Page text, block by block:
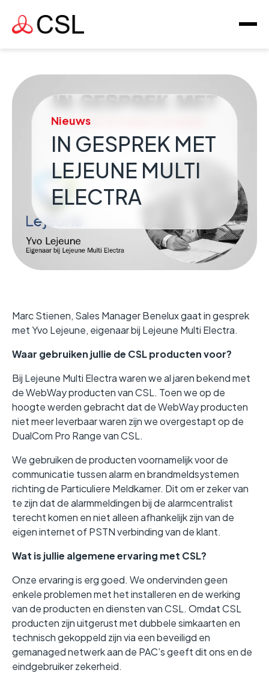
Nieuws
IN GESPREK MET
LEJEUNE MULTI
ELECTRA
Marc Stienen, Sales Manager Benelux gaat in gesprek
met Yvo Lejeune, eigenaar bij Lejeune Multi Electra.
Waar gebruiken jullie de CSL producten voor?
Bij Lejeune Multi Electra waren we al jaren bekend met
de WebWay producten van CSL. Toen we op de
hoogte werden gebracht dat de WebWay producten
niet meer leverbaar waren zijn we overgestapt op de
DualCom Pro Range van CSL.
We gebruiken de producten voornamelijk voor de
communicatie tussen alarm en brandmeldsystemen
richting de Particuliere Meldkamer. Dit om er zeker van
te zijn dat de alarmmeldingen bij de alarmcentralist
terecht komen en niet alleen afhankelijk zijn van de
eigen internet of PSTN verbinding van de klant.
Wat is jullie algemene ervaring met CSL?
Onze ervaring is erg goed. We ondervinden geen
enkele problemen met het installeren en de werking
van de producten en diensten van CSL. Omdat CSL
producten zijn uitgerust met dubbele simkaarten en
technisch gekoppeld zijn via een beveiligd en
gemanaged netwerk aan de PAC’s geeft dit ons en de
eindgebruiker zekerheid.